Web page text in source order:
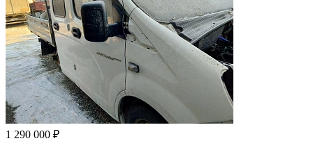
1 290 000 ₽